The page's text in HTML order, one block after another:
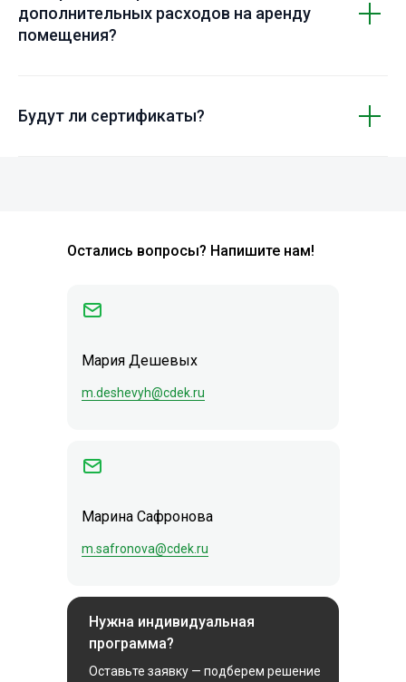
дополнительных расходов на аренду
помещения?
Будут ли сертификаты?
Остались вопросы? Напишите нам!
Мария Дешевых
m.deshevyh@cdek.ru
Марина Сафронова
m.safronova@cdek.ru
Нужна индивидуальная
программа?
Оставьте заявку — подберем решение